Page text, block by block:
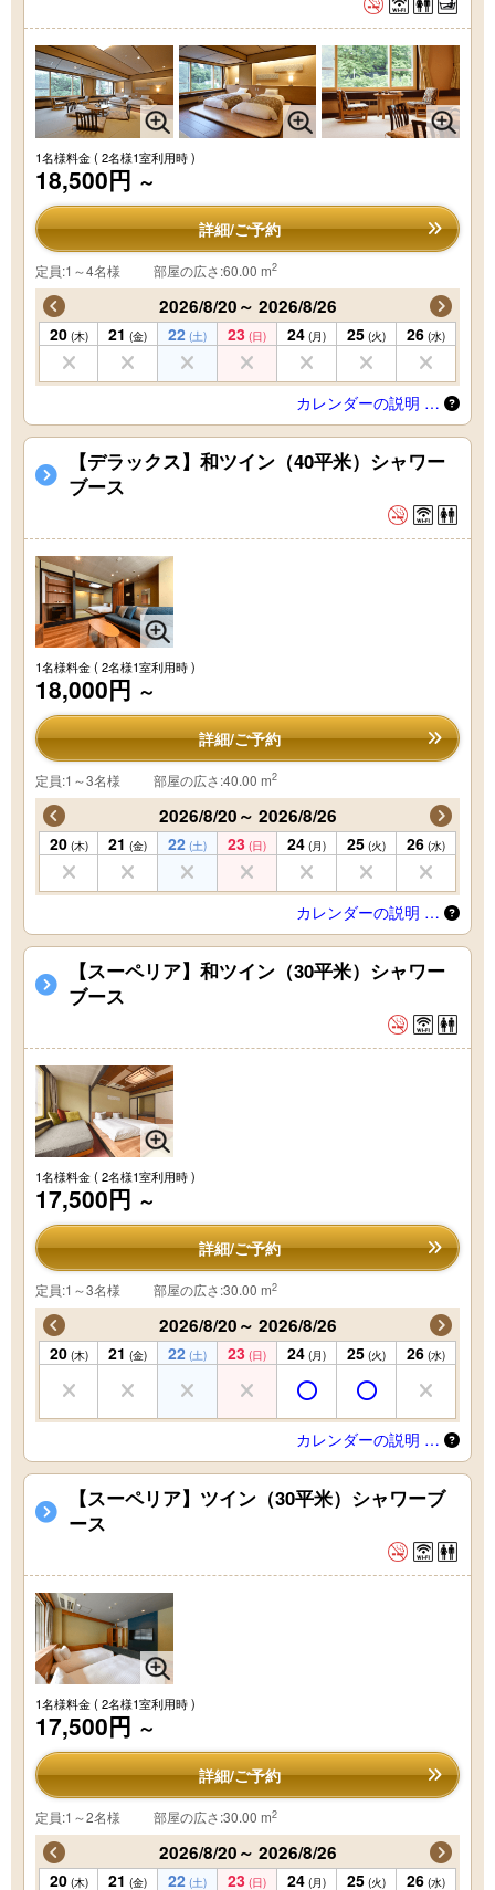
1名様料金( 2名様1室利用時 )
18,500円 ～
詳細/ご予約
定員:1～4名様 部屋の広さ:60.00 m2
2026/8/20～ 2026/8/26
20 (木) 21 (金) 22 (土) 23 (日) 24 (月) 25 (火) 26 (水)
カレンダーの説明 …
【デラックス】和ツイン（40平米）シャワー
ブース
1名様料金( 2名様1室利用時 )
18,000円 ～
詳細/ご予約
定員:1～3名様 部屋の広さ:40.00 m2
2026/8/20～ 2026/8/26
20 (木) 21 (金) 22 (土) 23 (日) 24 (月) 25 (火) 26 (水)
カレンダーの説明 …
【スーペリア】和ツイン（30平米）シャワー
ブース
1名様料金( 2名様1室利用時 )
17,500円 ～
詳細/ご予約
定員:1～3名様 部屋の広さ:30.00 m2
2026/8/20～ 2026/8/26
20 (木) 21 (金) 22 (土) 23 (日) 24 (月) 25 (火) 26 (水)
カレンダーの説明 …
【スーペリア】ツイン（30平米）シャワーブ
ース
1名様料金( 2名様1室利用時 )
17,500円 ～
詳細/ご予約
定員:1～2名様 部屋の広さ:30.00 m2
2026/8/20～ 2026/8/26
20 (木) 21 (金) 22 (土) 23 (日) 24 (月) 25 (火) 26 (水)